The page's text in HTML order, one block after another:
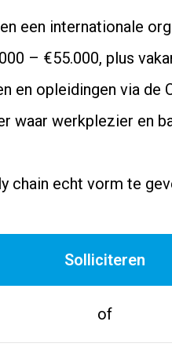
een internationale
– €55.000, plus
en opleidingen via de
waar werkplezier en
chain echt vorm te
Solliciteren
of